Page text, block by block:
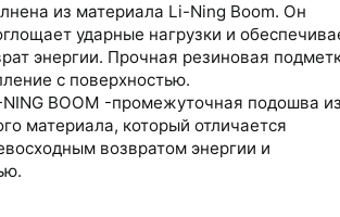
из материала Li-Ning Boom. Он
ударные нагрузки и
энергии. Прочная резиновая
с поверхностью.
BOOM -промежуточная подошва из
материала, который отличается
возвратом энергии и